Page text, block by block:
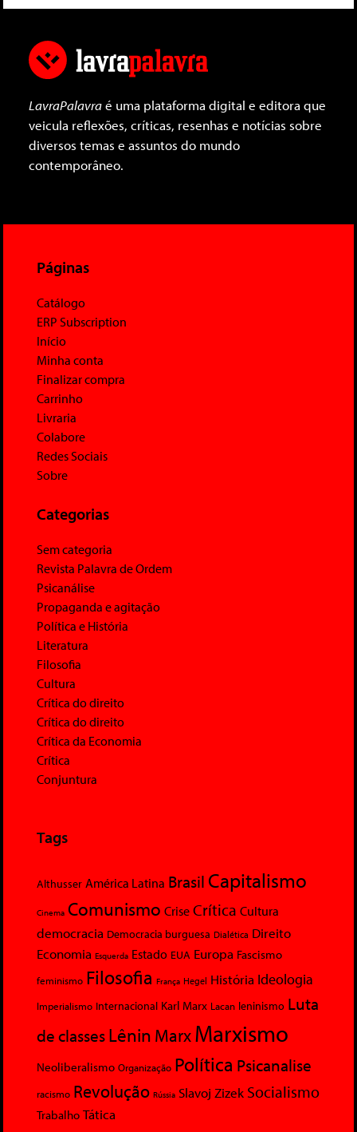
LavraPalavraé uma plataforma digital e editora que
veicula reflexões, críticas, resenhas e notícias sobre
diversos temas e assuntos do mundo
contemporâneo.
Páginas
Catálogo
ERP Subscription
Início
Minha conta
Finalizar compra
Carrinho
Livraria
Colabore
Redes Sociais
Sobre
Categorias
Sem categoria
Revista Palavra de Ordem
Psicanálise
Propaganda e agitação
Política e História
Literatura
Filosofia
Cultura
Crítica do direito
Crítica do direito
Crítica da Economia
Crítica
Conjuntura
Tags
Althusser América Latina Brasil Capitalismo
Cinema Comunismo Crise Crítica Cultura
democracia Democracia burguesa Dialética Direito
Economia Esquerda Estado EUA Europa Fascismo
feminismo Filosofia França Hegel História Ideologia
Imperialismo Internacional Karl Marx Lacan leninismo Luta
de classesLênin MarxMarxismo
Neoliberalismo Organização Política Psicanalise
racismo Revolução Rússia Slavoj Zizek Socialismo
Trabalho Tática